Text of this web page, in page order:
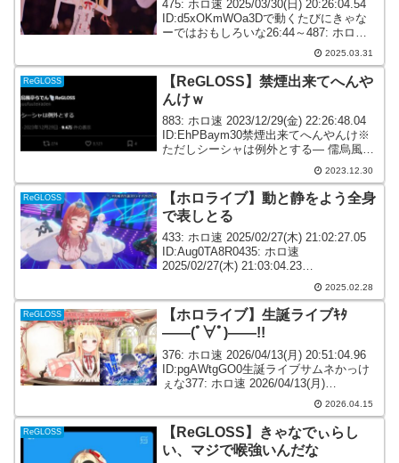
475: ホロ速 2025/03/30(日) 20:26:04.54
ID:d5xOKmWOa3Dで動くたびにきゃな
ーではおもしろいな26:44～487: ホロ速
2025.03.31
ReGLOSS
【ReGLOSS】禁煙出来てへんや
んけｗ
883: ホロ速 2023/12/29(金) 22:26:48.04
ID:EhPBaym30禁煙出来てへんやんけ※
ただしシーシャは例外とする— 儒烏風亭
らでん🐚ReGLOSS (@juufuuteiraden)
2023.12.30
ReGLOSS
【ホロライブ】動と静をよう全身
で表しとる
433: ホロ速 2025/02/27(木) 21:02:27.05
ID:Aug0TA8R0435: ホロ速
2025/02/27(木) 21:03:04.23
ID:ApWyTlyg0>>433チルットかな436: ホ
2025.02.28
ReGLOSS
【ホロライブ】生誕ライブｷﾀ
――(ﾟ∀ﾟ)――!!
376: ホロ速 2026/04/13(月) 20:51:04.96
ID:pgAWtgGO0生誕ライブサムネかっけ
ぇな377: ホロ速 2026/04/13(月)
20:51:14.15 ID:cYGytq790生誕ライブｷﾀ
2026.04.15
ReGLOSS
【ReGLOSS】きゃなでぃらし
い、マジで喉強いんだな